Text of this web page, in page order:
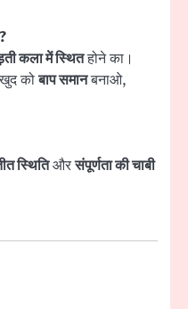
कला में स्थितहोने का।
खुद कोबाप समानबनाओ,
स्थितिऔरसंपूर्णता की चाबी